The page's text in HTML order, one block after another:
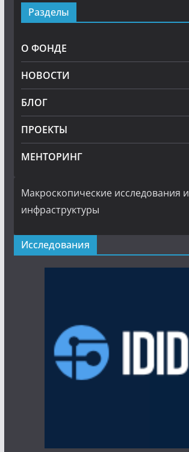
Разделы
О ФОНДЕ
НОВОСТИ
БЛОГ
ПРОЕКТЫ
МЕНТОРИНГ
Макроскопические исследования
инфраструктуры
Исследования